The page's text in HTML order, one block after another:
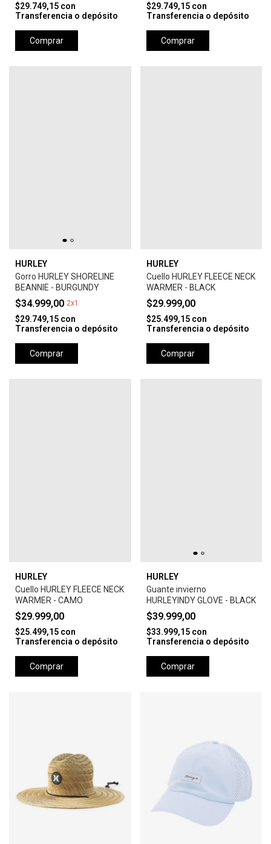
$29.749,15 con
Transferencia o depósito
Comprar
$29.749,15 con
Transferencia o depósito
Comprar
HURLEY
Gorro HURLEY SHORELINE
BEANNIE - BURGUNDY
$34.999,00 2x1
$29.749,15 con
Transferencia o depósito
Comprar
HURLEY
Cuello HURLEY FLEECE NECK
WARMER - BLACK
$29.999,00
$25.499,15 con
Transferencia o depósito
Comprar
HURLEY
Cuello HURLEY FLEECE NECK
WARMER - CAMO
$29.999,00
$25.499,15 con
Transferencia o depósito
Comprar
HURLEY
Guante invierno
HURLEYINDY GLOVE - BLACK
$39.999,00
$33.999,15 con
Transferencia o depósito
Comprar